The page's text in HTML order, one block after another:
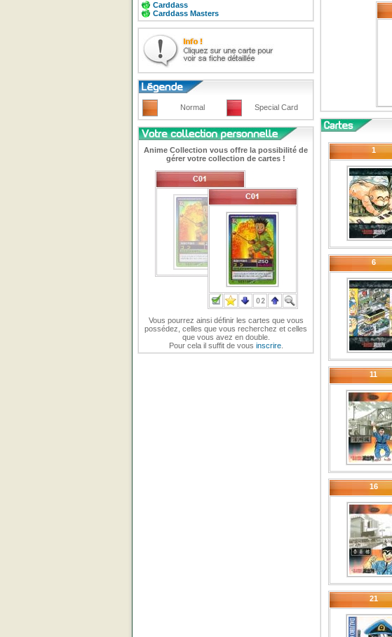
Carddass
Carddass Masters
Normal Special Card
Anime Collection vous offre la possibilité de
gérer votre collection de cartes !
Vous pourrez ainsi définir les cartes que vous
possédez, celles que vous recherchez et celles
que vous avez en double.
Pour cela il suffit de vous inscrire.
1
6
11
16
21